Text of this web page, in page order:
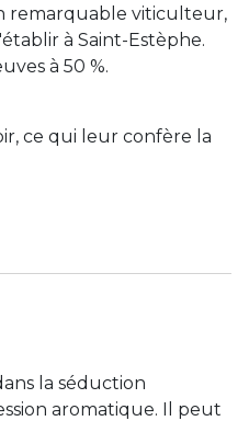
remarquable viticulteur,
à Saint-Estèphe.
à 50 %.
ce qui leur confère la
la séduction
aromatique. Il peut